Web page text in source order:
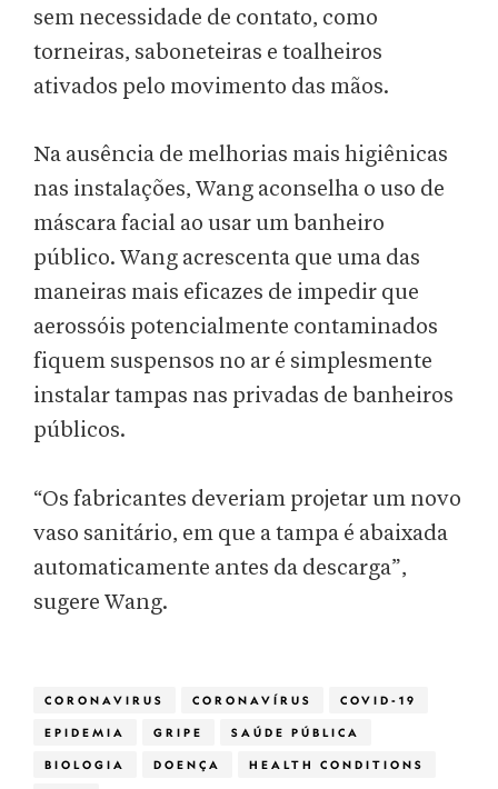
sem necessidade de contato, como
torneiras, saboneteiras e toalheiros
ativados pelo movimento das mãos.
Na ausência de melhorias mais higiênicas
nas instalações, Wang aconselha o uso de
máscara facial ao usar um banheiro
público. Wang acrescenta que uma das
maneiras mais eficazes de impedir que
aerossóis potencialmente contaminados
fiquem suspensos no ar é simplesmente
instalar tampas nas privadas de banheiros
públicos.
“Os fabricantes deveriam projetar um novo
vaso sanitário, em que a tampa é abaixada
automaticamente antes da descarga”,
sugere Wang.
CORONAVIRUS CORONAVÍRUS COVID-19
EPIDEMIA GRIPE SAÚDE PÚBLICA
BIOLOGIA DOENÇA HEALTH CONDITIONS